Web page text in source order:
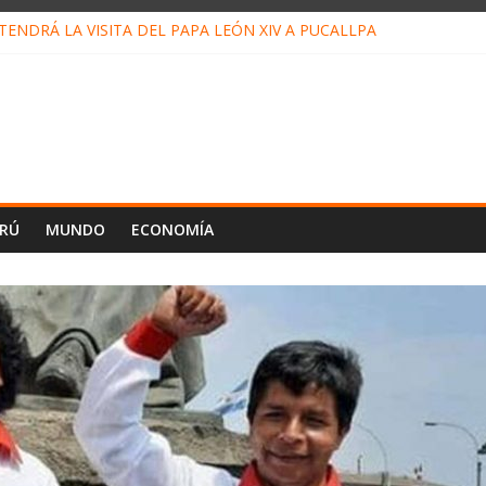
LA VISITA DEL PAPA LEÓN XIV A PUCALLPA
MUNDO ECONOMÍA